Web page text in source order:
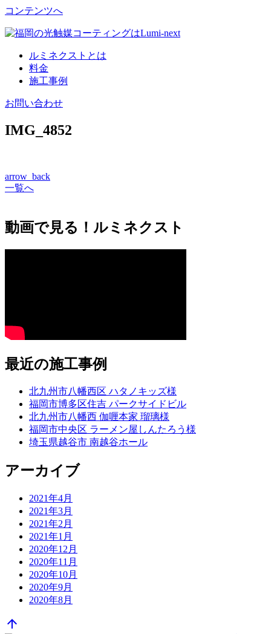
コンテンツへ
ルミネクストとは
料金
施工事例
お問い合わせ
IMG_4852
arrow_back
一覧へ
動画で見る！ルミネクスト
最近の施工事例
北九州市八幡西区 ハタノキッズ様
福岡市博多区住吉 パークサイドビル
北九州市八幡西 伽喱本家 瑠璃様
福岡市中央区 ラーメン屋しんたろう様
埼玉県越谷市 南越谷ホール
アーカイブ
2021年4月
2021年3月
2021年2月
2021年1月
2020年12月
2020年11月
2020年10月
2020年9月
2020年8月
arrow_upward